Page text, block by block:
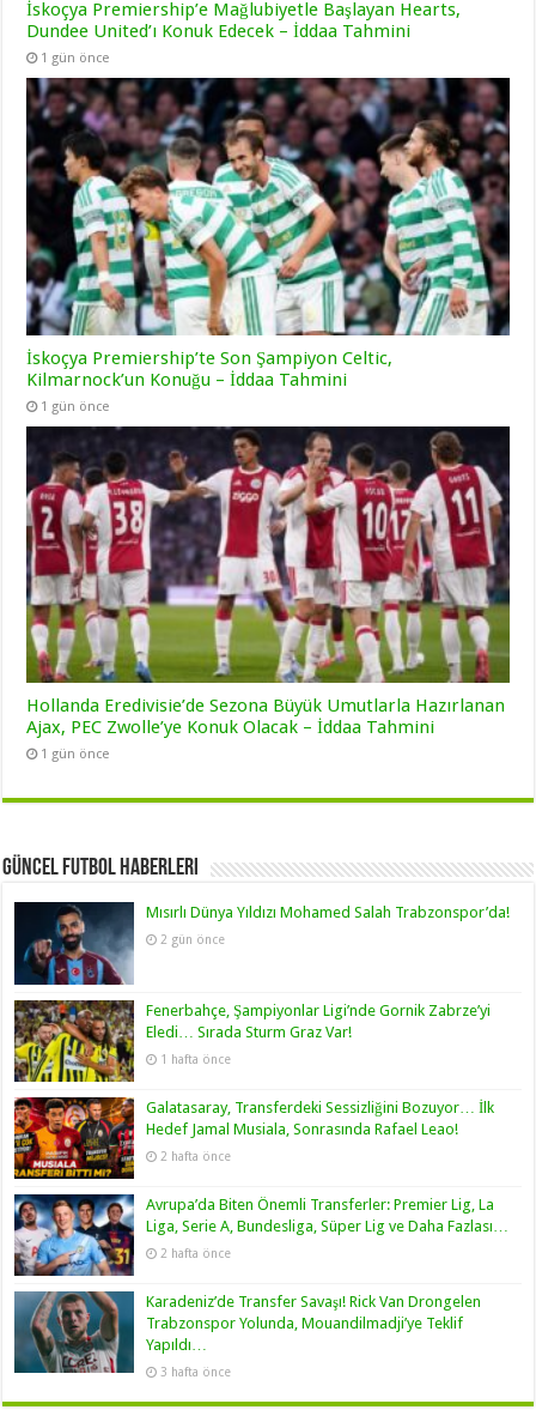
İskoçya Premiership’e Mağlubiyetle Başlayan Hearts,
Dundee United’ı Konuk Edecek – İddaa Tahmini
1 gün önce
İskoçya Premiership’te Son Şampiyon Celtic,
Kilmarnock’un Konuğu – İddaa Tahmini
1 gün önce
Hollanda Eredivisie’de Sezona Büyük Umutlarla Hazırlanan
Ajax, PEC Zwolle’ye Konuk Olacak – İddaa Tahmini
1 gün önce
Güncel Futbol Haberleri
Mısırlı Dünya Yıldızı Mohamed Salah Trabzonspor’da!
2 gün önce
Fenerbahçe, Şampiyonlar Ligi’nde Gornik Zabrze’yi
Eledi… Sırada Sturm Graz Var!
1 hafta önce
Galatasaray, Transferdeki Sessizliğini Bozuyor… İlk
Hedef Jamal Musiala, Sonrasında Rafael Leao!
2 hafta önce
Avrupa’da Biten Önemli Transferler: Premier Lig, La
Liga, Serie A, Bundesliga, Süper Lig ve Daha Fazlası…
2 hafta önce
Karadeniz’de Transfer Savaşı! Rick Van Drongelen
Trabzonspor Yolunda, Mouandilmadji’ye Teklif
Yapıldı…
3 hafta önce